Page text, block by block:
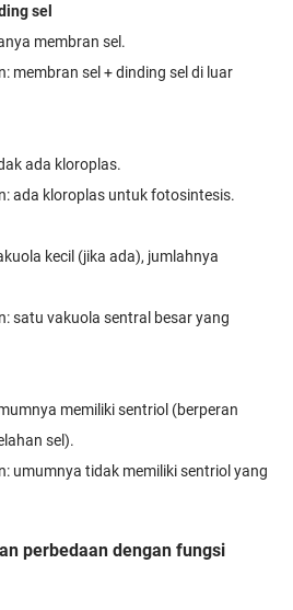
sel
membran sel.
membran sel + dinding sel di luar
ada kloroplas.
ada kloroplas untuk fotosintesis.
kecil (jika ada), jumlahnya
satu vakuola sentral besar yang
memiliki sentriol (berperan
sel).
umumnya tidak memiliki sentriol yang
perbedaan dengan fungsi